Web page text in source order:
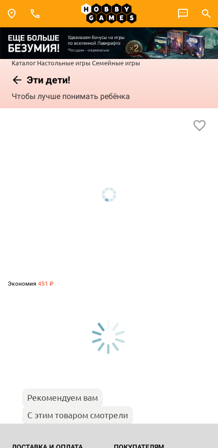
Каталог Настольные игры Семейные игры
Эти дети!
Чтобы лучше понимать ребёнка
Экономия 451 ₽
Рекомендуем вам
С этим товаром смотрели